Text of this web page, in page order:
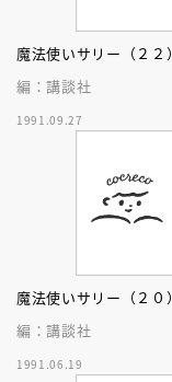
魔法使いサリー（２２）
編：講談社
1991.09.27
魔法使いサリー（２０）
編：講談社
1991.06.19